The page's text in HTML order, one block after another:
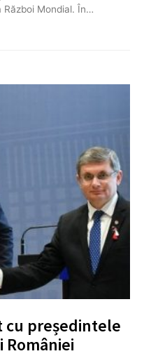
Mondial. În…
cu președintele